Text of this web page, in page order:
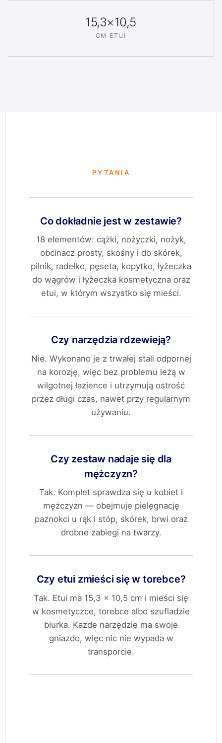
15,3×10,5
CM ETUI
PYTANIA
Co dokładnie jest w zestawie?
18 elementów: cążki, nożyczki, nożyk,
obcinacz prosty, skośny i do skórek,
pilnik, radełko, pęseta, kopytko, łyżeczka
do wągrów i łyżeczka kosmetyczna oraz
etui, w którym wszystko się mieści.
Czy narzędzia rdzewieją?
Nie. Wykonano je z trwałej stali odpornej
na korozję, więc bez problemu leżą w
wilgotnej łazience i utrzymują ostrość
przez długi czas, nawet przy regularnym
używaniu.
Czy zestaw nadaje się dla
mężczyzn?
Tak. Komplet sprawdza się u kobiet i
mężczyzn — obejmuje pielęgnację
paznokci u rąk i stóp, skórek, brwi oraz
drobne zabiegi na twarzy.
Czy etui zmieści się w torebce?
Tak. Etui ma 15,3 × 10,5 cm i mieści się
w kosmetyczce, torebce albo szufladzie
biurka. Każde narzędzie ma swoje
gniazdo, więc nic nie wypada w
transporcie.